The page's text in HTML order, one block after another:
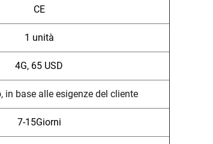
CE
1 unità
4G, 65 USD
in base alle esigenze del cliente
7-15Giorni